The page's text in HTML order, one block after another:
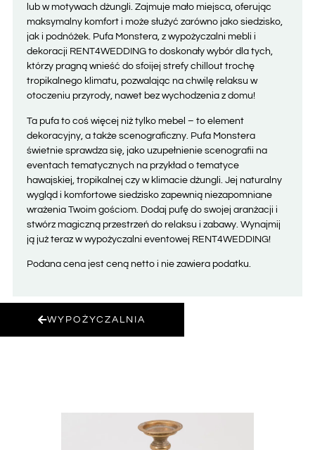
lub w motywach dżungli. Zajmuje mało miejsca, oferując
maksymalny komfort i może służyć zarówno jako siedzisko,
jak i podnóżek. Pufa Monstera, z wypożyczalni mebli i
dekoracji RENT4WEDDING to doskonały wybór dla tych,
którzy pragną wnieść do sfoijej strefy chillout trochę
tropikalnego klimatu, pozwalając na chwilę relaksu w
otoczeniu przyrody, nawet bez wychodzenia z domu!
Ta pufa to coś więcej niż tylko mebel – to element
dekoracyjny, a także scenograficzny. Pufa Monstera
świetnie sprawdza się, jako uzupełnienie scenografii na
eventach tematycznych na przykład o tematyce
hawajskiej, tropikalnej czy w klimacie dżungli. Jej naturalny
wygląd i komfortowe siedzisko zapewnią niezapomniane
wrażenia Twoim gościom. Dodaj pufę do swojej aranżacji i
stwórz magiczną przestrzeń do relaksu i zabawy. Wynajmij
ją już teraz w wypożyczalni eventowej RENT4WEDDING!
Podana cena jest ceną netto i nie zawiera podatku.
WYPOŻYCZALNIA